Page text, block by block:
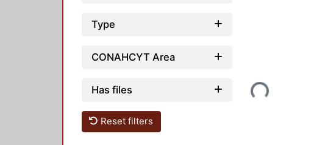
Type
CONAHCYT Area
Has files
Reset filters
Loading...